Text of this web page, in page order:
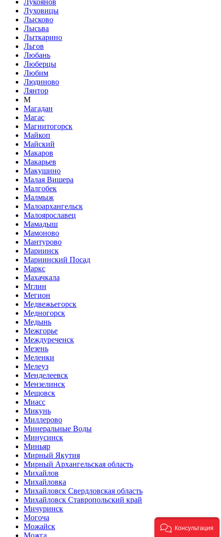
Луховицы
Лысково
Лысьва
Лыткарино
Льгов
Любань
Люберцы
Любим
Людиново
Лянтор
М
Магадан
Магас
Магнитогорск
Майкоп
Майский
Макаров
Макарьев
Макушино
Малая Вишера
Малгобек
Малмыж
Малоархангельск
Малоярославец
Мамадыш
Мамоново
Мантурово
Мариинск
Мариинский Посад
Маркс
Махачкала
Мглин
Мегион
Медвежьегорск
Медногорск
Медынь
Межгорье
Междуреченск
Мезень
Меленки
Мелеуз
Менделеевск
Мензелинск
Мещовск
Миасс
Микунь
Миллерово
Минеральные Воды
Минусинск
Миньяр
Мирный Якутия
Мирный Архангельская область
Михайлов
Михайловка
Михайловск Свердловская область
Михайловск Ставропольский край
Мичуринск
Могоча
Можайск
Можга
Консультация